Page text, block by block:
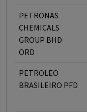
PETRONAS
CHEMICALS
GROUP BHD
ORD
PETROLEO
BRASILEIRO PFD